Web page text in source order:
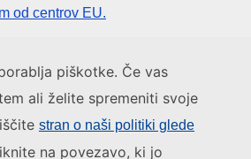
piškotke. Če vas
ali želite spremeniti svoje
stran o naši politiki glede
na povezavo, ki jo
od centrov EU.